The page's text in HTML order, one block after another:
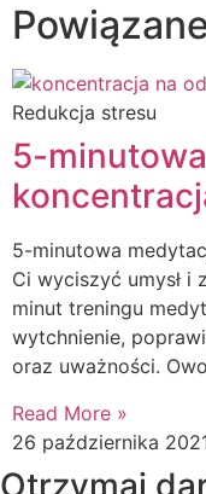
Redukcja stresu
5-
5-minutowa
Ci wyciszyć umysł i
minut treningu
wytchnienie,
oraz uważności.
Read More »
26 października
Otrzymaj